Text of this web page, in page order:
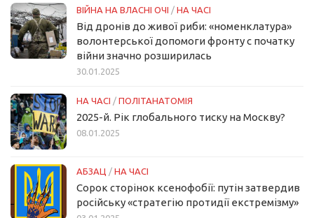
ВІЙНА НА ВЛАСНІ ОЧІ / НА ЧАСІ
Від дронів до живої риби: «номенклатура»
волонтерської допомоги фронту с початку
війни значно розширилась
30.01.2025
НА ЧАСІ / ПОЛІТАНАТОМІЯ
2025-й. Рік глобального тиску на Москву?
08.01.2025
АБЗАЦ / НА ЧАСІ
Сорок сторінок ксенофобії: путін затвердив
російську «стратегію протидії екстремізму»